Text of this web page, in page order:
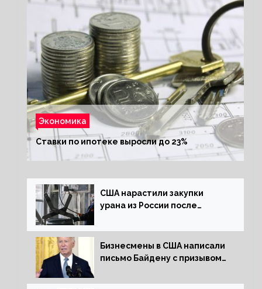
Экономика
Ставки по ипотеке выросли до 23%
США нарастили закупки
урана из России после
Бизнесмены в США написали
письмо Байдену с призывом